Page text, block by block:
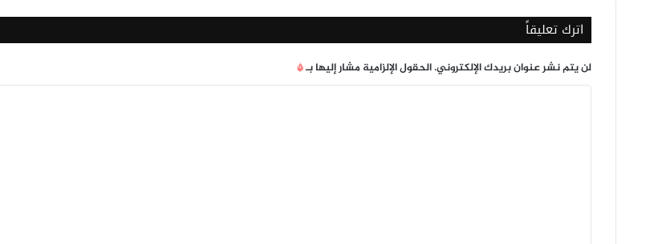
اترك تعليقاً
لن يتم نشر عنوان بريدك الإلكتروني.الحقول الإلزامية مشار إليها بـ*